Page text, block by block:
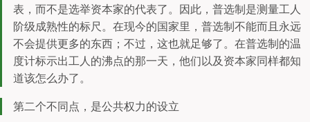
表，而不是选举资本家的代表了。因此，普选制是测量工人
阶级成熟性的标尺。在现今的国家里，普选制不能而且永远
不会提供更多的东西；不过，这也就足够了。在普选制的温
度计标示出工人的沸点的那一天，他们以及资本家同样都知
道该怎么办了。
第二个不同点，是公共权力的设立